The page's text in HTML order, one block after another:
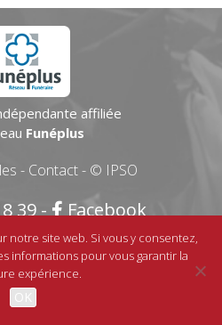
affiliée
Funéplus
- Contact- © IPSO
39- Facebook
notre site web. Si vous y consentez,
informations pour vous garantir la
expérience.
OK